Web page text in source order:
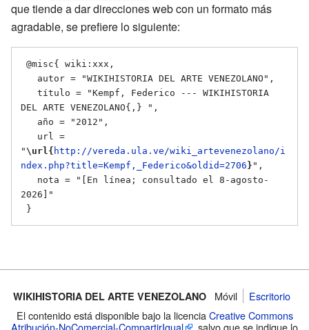
que tiende a dar direcciones web con un formato más
agradable, se prefiere lo siguiente:
DEL ARTE VENEZOLANO{,} ",
" \url{ http://vereda.ula.ve/wiki_artevenezolano/i
ndex.php?title=Kempf,_Federico&oldid=2706 } ",
2026]"
WIKIHISTORIA DEL ARTE VENEZOLANO Móvil
Escritorio
El contenido está disponible bajo la licencia Creative Commons
Atribución-NoComercial-CompartirIgual
, salvo que se indique lo